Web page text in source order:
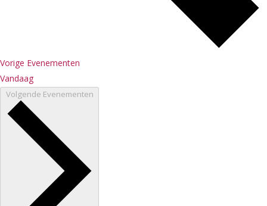
Vorige Evenementen
Vandaag
Volgende Evenementen